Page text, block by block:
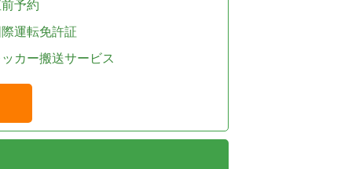
予約
運転免許証
カー搬送サービス